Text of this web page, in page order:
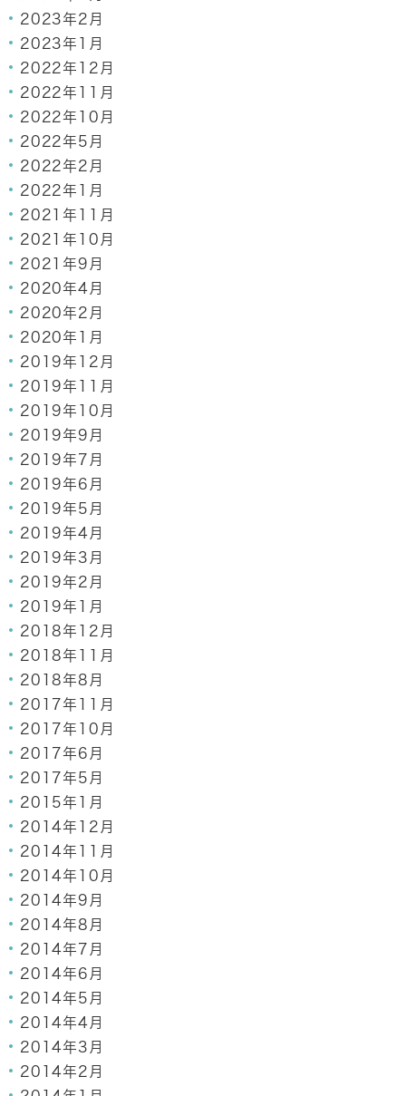
2023年2月
2023年1月
2022年12月
2022年11月
2022年10月
2022年5月
2022年2月
2022年1月
2021年11月
2021年10月
2021年9月
2020年4月
2020年2月
2020年1月
2019年12月
2019年11月
2019年10月
2019年9月
2019年7月
2019年6月
2019年5月
2019年4月
2019年3月
2019年2月
2019年1月
2018年12月
2018年11月
2018年8月
2017年11月
2017年10月
2017年6月
2017年5月
2015年1月
2014年12月
2014年11月
2014年10月
2014年9月
2014年8月
2014年7月
2014年6月
2014年5月
2014年4月
2014年3月
2014年2月